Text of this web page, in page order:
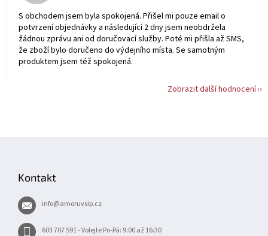
S obchodem jsem byla spokojená. Přišel mi pouze email o
potvrzení objednávky a následující 2 dny jsem neobdržela
žádnou zprávu ani od doručovací služby. Poté mi přišla až SMS,
že zboží bylo doručeno do výdejního místa. Se samotným
produktem jsem též spokojená.
Zobrazit další hodnocení
Kontakt
info@amoruvsip.cz
603 707 591 - Volejte Po-Pá: 9:00 až 16:30